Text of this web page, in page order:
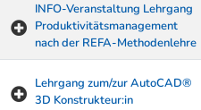
INFO-Veranstaltung Lehrgang
Produktivitätsmanagement
nach der REFA-Methodenlehre
Lehrgang zum/zur AutoCAD®
3D Konstrukteur:in